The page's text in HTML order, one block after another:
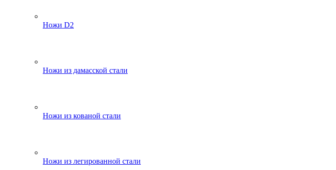
Ножи D2
Ножи из дамасской стали
Ножи из кованой стали
Ножи из легированной стали